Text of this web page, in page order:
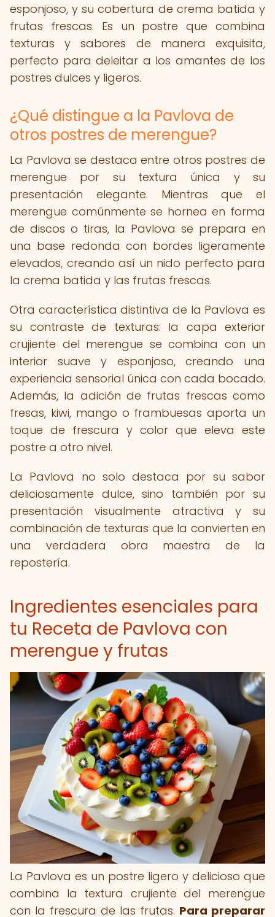
esponjoso, y su cobertura de crema batida y
frutas frescas. Es un postre que combina
texturas y sabores de manera exquisita,
perfecto para deleitar a los amantes de los
postres dulces y ligeros.
¿Qué distingue a la Pavlova de
otros postres de merengue?
La Pavlova se destaca entre otros postres de
merengue por su textura única y su
presentación elegante. Mientras que el
merengue comúnmente se hornea en forma
de discos o tiras, la Pavlova se prepara en
una base redonda con bordes ligeramente
elevados, creando así un nido perfecto para
la crema batida y las frutas frescas.
Otra característica distintiva de la Pavlova es
su contraste de texturas: la capa exterior
crujiente del merengue se combina con un
interior suave y esponjoso, creando una
experiencia sensorial única con cada bocado.
Además, la adición de frutas frescas como
fresas, kiwi, mango o frambuesas aporta un
toque de frescura y color que eleva este
postre a otro nivel.
La Pavlova no solo destaca por su sabor
deliciosamente dulce, sino también por su
presentación visualmente atractiva y su
combinación de texturas que la convierten en
una verdadera obra maestra de la
repostería.
Ingredientes esenciales para
tu Receta de Pavlova con
merengue y frutas
La Pavlova es un postre ligero y delicioso que
combina la textura crujiente del merengue
con la frescura de las frutas. Para preparar